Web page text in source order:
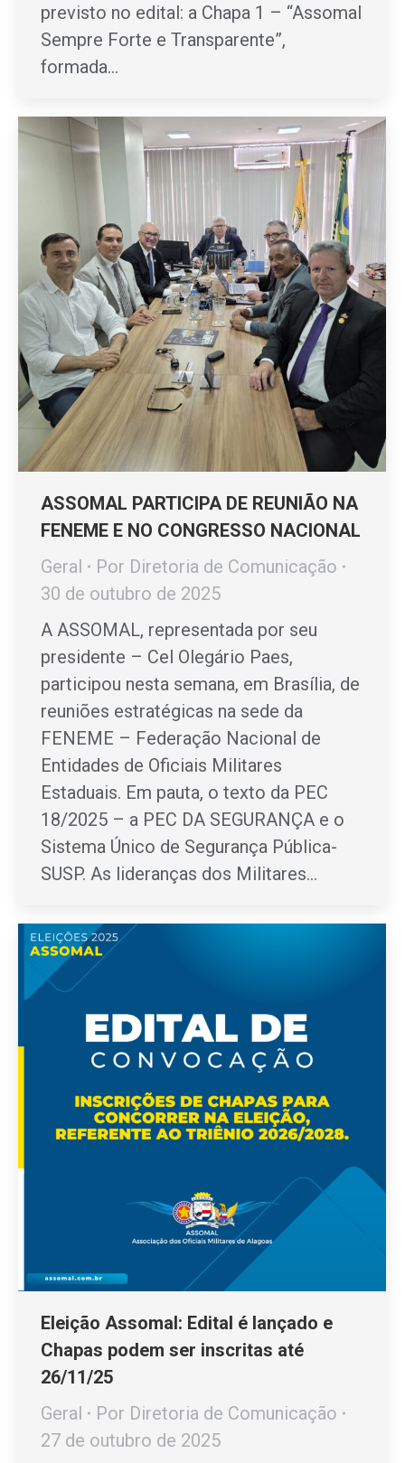
previsto no edital: a Chapa 1 – “Assomal
Sempre Forte e Transparente”,
formada…
ASSOMAL PARTICIPA DE REUNIÃO NA
FENEME E NO CONGRESSO NACIONAL
Geral
Por Diretoria de Comunicação
30 de outubro de 2025
A ASSOMAL, representada por seu
presidente – Cel Olegário Paes,
participou nesta semana, em Brasília, de
reuniões estratégicas na sede da
FENEME – Federação Nacional de
Entidades de Oficiais Militares
Estaduais. Em pauta, o texto da PEC
18/2025 – a PEC DA SEGURANÇA e o
Sistema Único de Segurança Pública-
SUSP. As lideranças dos Militares…
Eleição Assomal: Edital é lançado e
Chapas podem ser inscritas até
26/11/25
Geral
Por Diretoria de Comunicação
27 de outubro de 2025